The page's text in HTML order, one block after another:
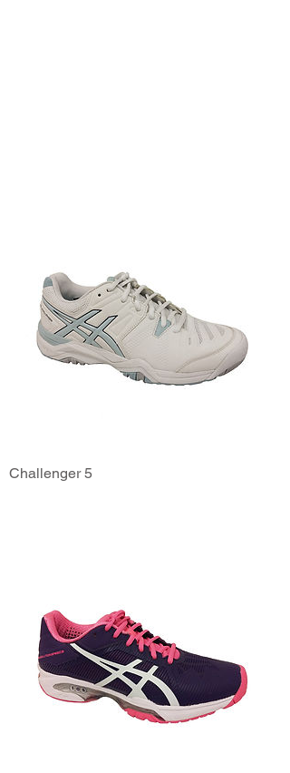
Challenger 5